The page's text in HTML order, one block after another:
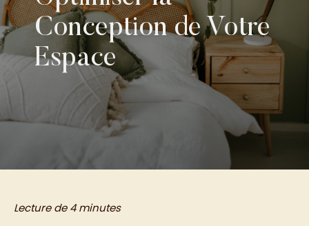
Conception de Votre
Espace
Lecture de 4 minutes